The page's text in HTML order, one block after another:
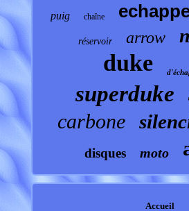
puig chaîne
réservoir arrow
duke
superduke
carbone
disques moto
Accueil